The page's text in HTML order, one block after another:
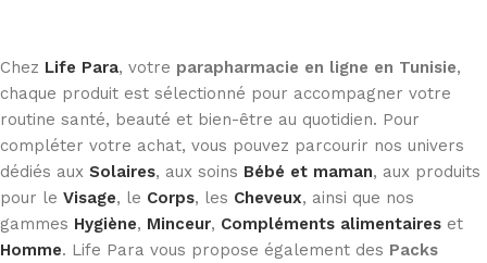
Chez Life Para, votre parapharmacie en ligne en Tunisie,
chaque produit est sélectionné pour accompagner votre
routine santé, beauté et bien-être au quotidien. Pour
compléter votre achat, vous pouvez parcourir nos univers
dédiés aux Solaires, aux soins Bébé et maman, aux produits
pour le Visage, le Corps, les Cheveux, ainsi que nos
gammes Hygiène, Minceur, Compléments alimentaires et
Homme. Life Para vous propose également des Packs